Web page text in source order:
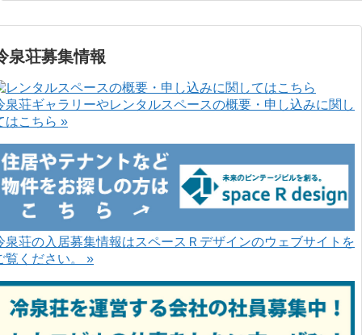
泉荘募集情報
泉荘ギャラリーやレンタルスペースの概要・申し込みに関し
はこちら »
泉荘の入居募集情報はスペースＲデザインのウェブサイトを
覧ください。 »